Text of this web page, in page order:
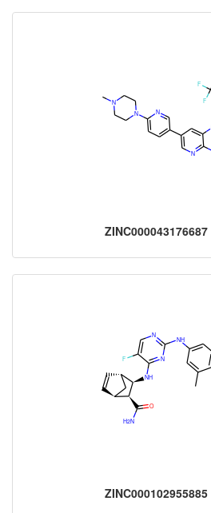
ZINC000043176687
ZINC000102955885